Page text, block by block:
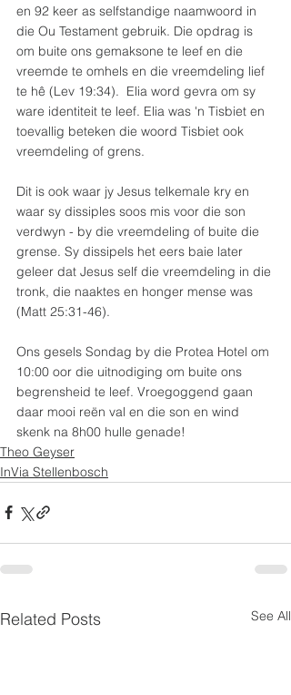
en 92 keer as selfstandige naamwoord in
die Ou Testament gebruik. Die opdrag is
om buite ons gemaksone te leef en die
vreemde te omhels en die vreemdeling lief
te hê (Lev 19:34).  Elia word gevra om sy
ware identiteit te leef. Elia was 'n Tisbiet en
toevallig beteken die woord Tisbiet ook
vreemdeling of grens.
Dit is ook waar jy Jesus telkemale kry en
waar sy dissiples soos mis voor die son
verdwyn - by die vreemdeling of buite die
grense. Sy dissipels het eers baie later
geleer dat Jesus self die vreemdeling in die
tronk, die naaktes en honger mense was
(Matt 25:31-46).
Ons gesels Sondag by die Protea Hotel om
10:00 oor die uitnodiging om buite ons
begrensheid te leef. Vroegoggend gaan
daar mooi reën val en die son en wind
skenk na 8h00 hulle genade!
Theo Geyser
InVia Stellenbosch
Related Posts See All